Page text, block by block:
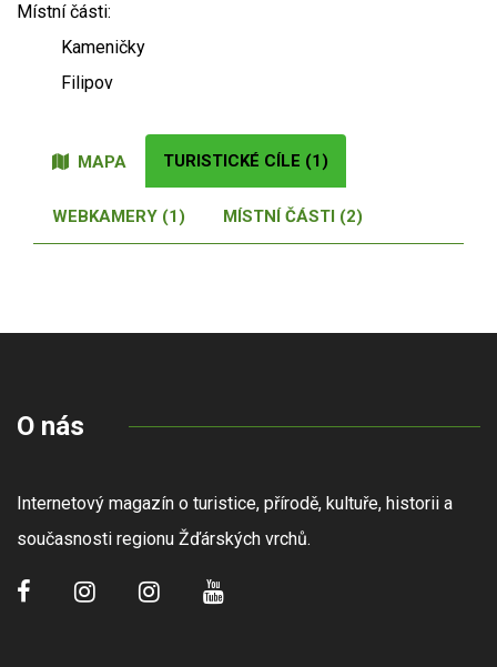
Místní části:
Kameničky
Filipov
MAPA TURISTICKÉ CÍLE (1)
WEBKAMERY (1) MÍSTNÍ ČÁSTI (2)
O nás
Internetový magazín o turistice, přírodě, kultuře, historii a
současnosti regionu Žďárských vrchů.